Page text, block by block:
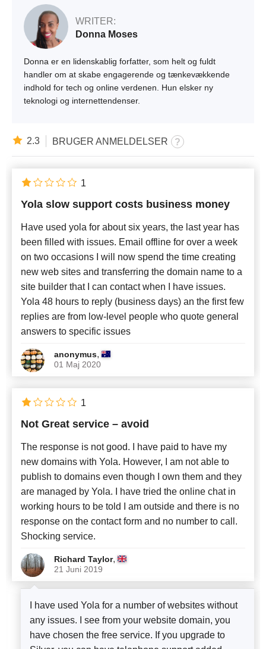
WRITER:
Donna Moses
Donna er en lidenskablig forfatter, som helt og fuldt
handler om at skabe engagerende og tænkevækkende
indhold for tech og online verdenen. Hun elsker ny
teknologi og internettendenser.
2.3 BRUGER ANMELDELSER
Yola slow support costs business money
Have used yola for about six years, the last year has
been filled with issues. Email offline for over a week
on two occasions I will now spend the time creating
new web sites and transferring the domain name to a
site builder that I can contact when I have issues.
Yola 48 hours to reply (business days) an the first few
replies are from low-level people who quote general
answers to specific issues
anonymus,
01 Maj 2020
1
Not Great service – avoid
The response is not good. I have paid to have my
new domains with Yola. However, I am not able to
publish to domains even though I own them and they
are managed by Yola. I have tried the online chat in
working hours to be told I am outside and there is no
response on the contact form and no number to call.
Shocking service.
Richard Taylor,
21 Juni 2019
1
I have used Yola for a number of websites without
any issues. I see from your website domain, you
have chosen the free service. If you upgrade to